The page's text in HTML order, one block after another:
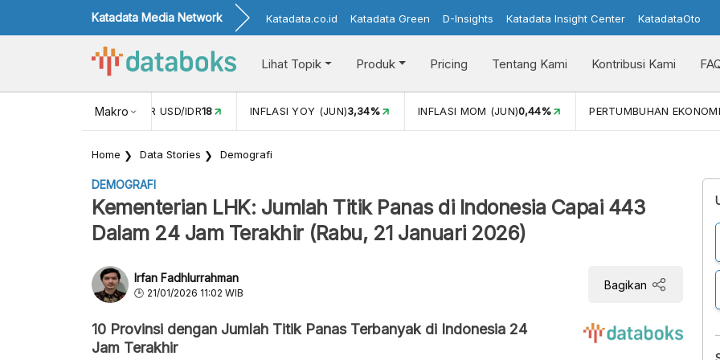
Katadata Media Network Katadata.co.id Katadata Green D-Insights Katadata Insight Center KatadataOto
Lihat Topik Produk Pricing Tentang Kami Kontribusi Kami
Makro
NILAI TUKAR USD/IDR18 INFLASI YOY (JUN)3,34% INFLASI MOM (JUN)0,44% PERTUMBUHAN EKONOMI
Home Data Stories Demografi
DEMOGRAFI
Kementerian LHK: Jumlah Titik Panas di Indonesia Capai 443
Dalam 24 Jam Terakhir (Rabu, 21 Januari 2026)
Irfan Fadhlurrahman
21/01/2026 11:02 WIB
Bagikan
10 Provinsi dengan Jumlah Titik Panas Terbanyak di Indonesia 24
Jam Terakhir